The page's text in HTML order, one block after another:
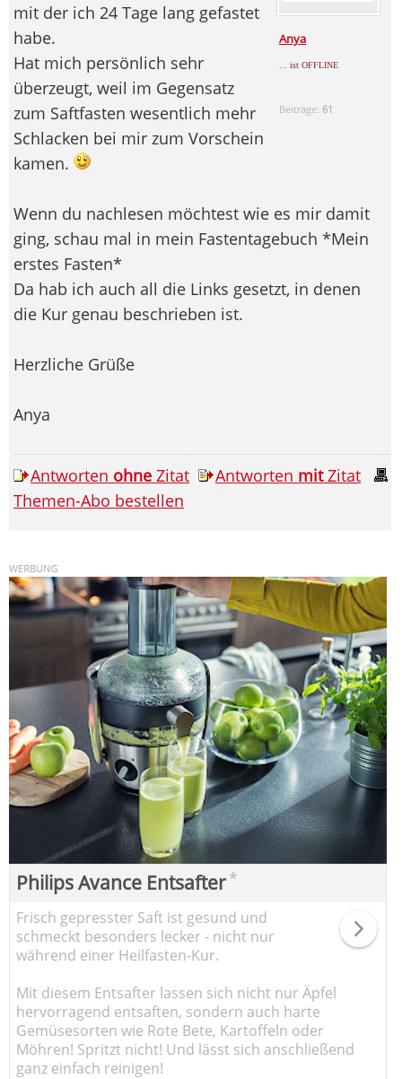
Anya
... ist OFFLINE
Beiträge: 61
mit der ich 24 Tage lang gefastet
habe.
Hat mich persönlich sehr
überzeugt, weil im Gegensatz
zum Saftfasten wesentlich mehr
Schlacken bei mir zum Vorschein
kamen.
Wenn du nachlesen möchtest wie es mir damit
ging, schau mal in mein Fastentagebuch *Mein
erstes Fasten*
Da hab ich auch all die Links gesetzt, in denen
die Kur genau beschrieben ist.
Herzliche Grüße
Anya
Antworten ohne Zitat Antworten mitZitat
Themen-Abo bestellen
Philips Avance Entsafter*
Frisch gepresster Saft ist gesund und
schmeckt besonders lecker - nicht nur
während einer Heilfasten-Kur.
Mit diesem Entsafter lassen sich nicht nur Äpfel
hervorragend entsaften, sondern auch harte
Gemüsesorten wie Rote Bete, Kartoffeln oder
Möhren! Spritzt nicht! Und lässt sich anschließend
ganz einfach reinigen!